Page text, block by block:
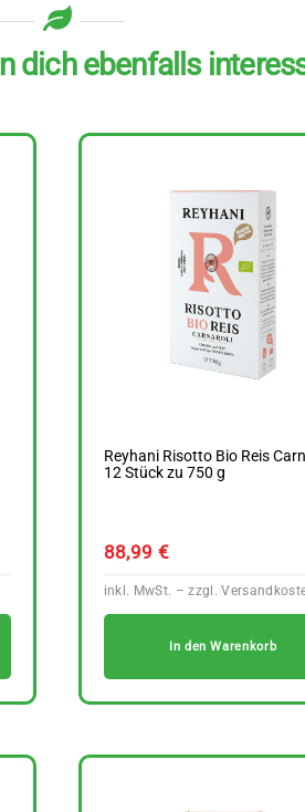
dich ebenfalls
Reyhani Risotto Bio Reis
12 Stück zu 750 g
88,99 €
In den Warenkorb